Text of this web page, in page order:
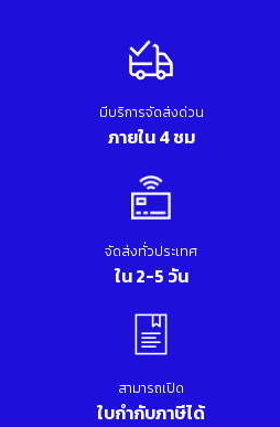
มีบริการจัดส่งด่วน
ภายใน 4 ชม
จัดส่งทั่วประเทศ
ใน 2-5 วัน
สามารถเปิด
ใบกำกับภาษีได้